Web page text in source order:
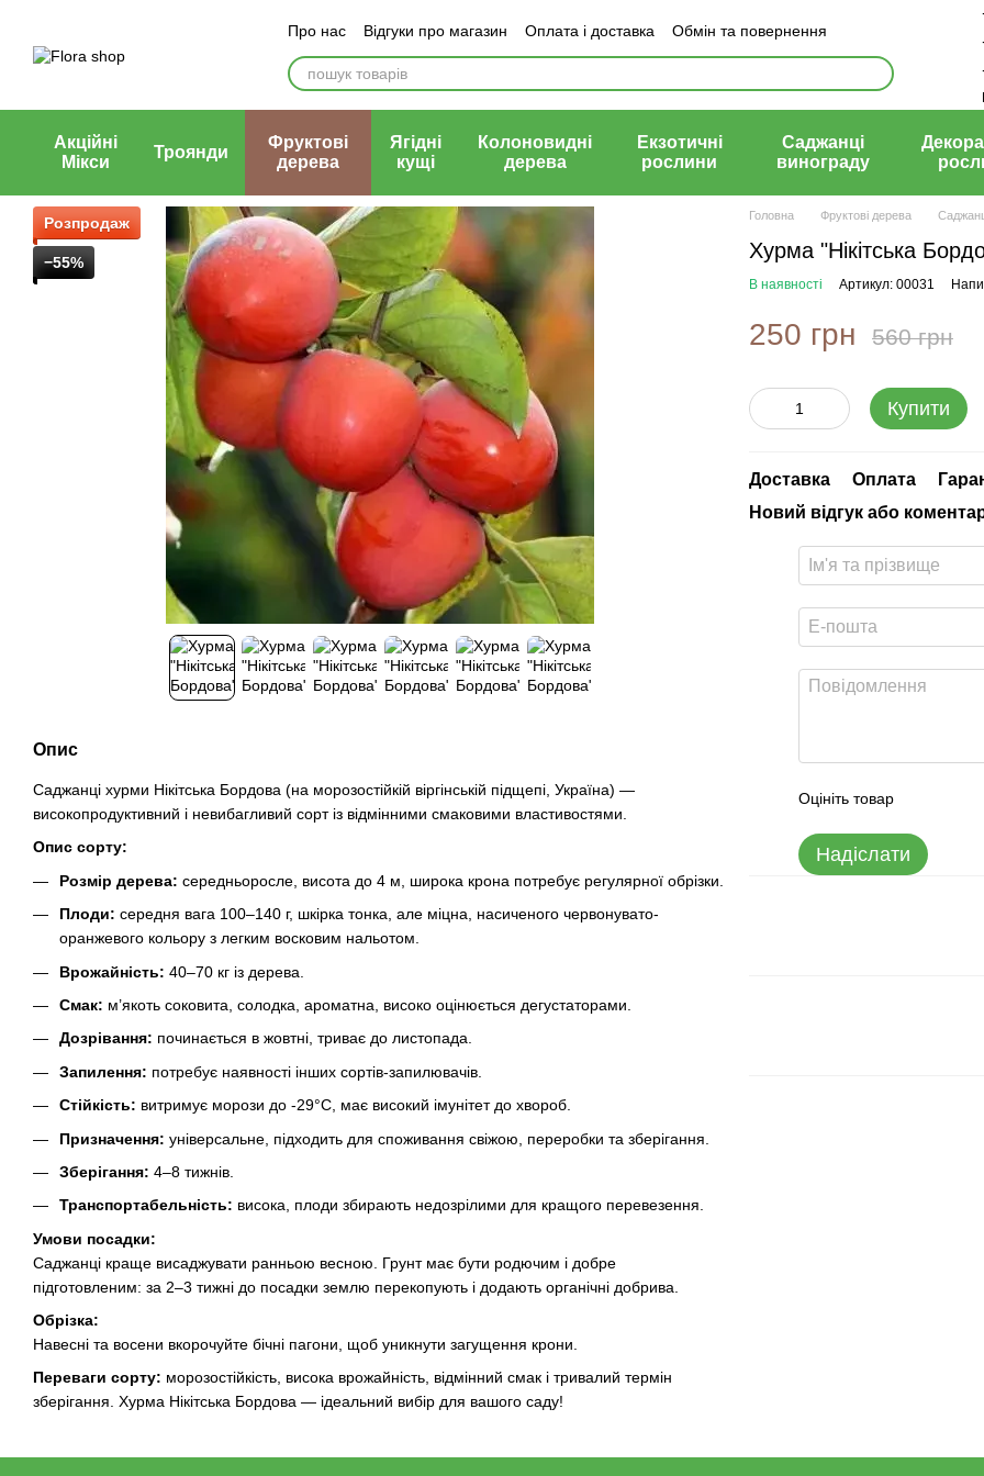
Про нас Відгуки про магазин Оплата і доставка
Обмін та повернення
Блог магазину
Публічний договір (оферта)
Акційні
Мікси
Троянди
Фруктові
дерева
Ягідні
кущі
Колоновидні
дерева
Екзотичні
рослини
Саджанці
винограду
Розпродаж
−55%
Опис
Саджанці хурми Нікітська Бордова (на морозостійкій віргінській підщепі, Україна) —
високопродуктивний і невибагливий сорт із відмінними смаковими властивостями.
Опис сорту:
Розмір дерева: середньоросле, висота до 4 м, широка крона потребує регулярної обрізки.
Плоди: середня вага 100–140 г, шкірка тонка, але міцна, насиченого червонувато-
оранжевого кольору з легким восковим нальотом.
Врожайність: 40–70 кг із дерева.
Смак: м’якоть соковита, солодка, ароматна, високо оцінюється дегустаторами.
Дозрівання: починається в жовтні, триває до листопада.
Запилення: потребує наявності інших сортів-запилювачів.
Стійкість: витримує морози до -29°C, має високий імунітет до хвороб.
Призначення: універсальне, підходить для споживання свіжою, переробки та зберігання.
Зберігання: 4–8 тижнів.
Транспортабельність: висока, плоди збирають недозрілими для кращого перевезення.
Умови посадки:
Саджанці краще висаджувати ранньою весною. Грунт має бути родючим і добре
підготовленим: за 2–3 тижні до посадки землю перекопують і додають органічні добрива.
Обрізка:
Навесні та восени вкорочуйте бічні пагони, щоб уникнути загущення крони.
Переваги сорту: морозостійкість, висока врожайність, відмінний смак і тривалий термін
зберігання. Хурма Нікітська Бордова — ідеальний вибір для вашого саду!
Головна Фруктові дерева
Хурма "Нікітська
В наявності Артикул: 00031
250 грн 560 грн
Купити
Доставка Оплата
Новий відгук або
Оцініть товар
Надіслати